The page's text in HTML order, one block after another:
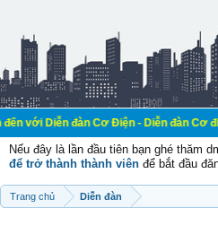
đàn Cơ Điện - Diễn đàn Cơ điện là nơi
Nếu đây là lần đầu tiên bạn ghé thăm
để trở thành thành viên để bắt đầu
Trang chủ Diễn đàn